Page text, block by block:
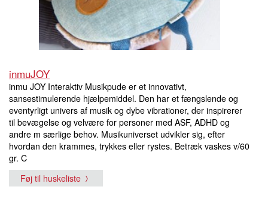
inmuJOY
inmu JOY Interaktiv Musikpude er et innovativt,
sansestimulerende hjælpemiddel. Den har et fængslende og
eventyrligt univers af musik og dybe vibrationer, der inspirerer
til bevægelse og velvære for personer med ASF, ADHD og
andre m særlige behov. Musikuniverset udvikler sig, efter
hvordan den krammes, trykkes eller rystes. Betræk vaskes v/60
gr. C
Føj til huskeliste